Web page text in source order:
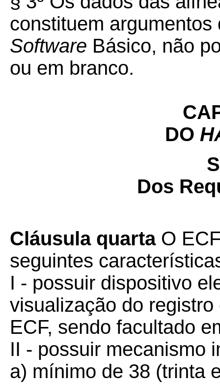
constituem
Software Básico, não
ou em branco.
DO
Dos
Cláusula quarta O
seguintes
I - possuir dispositivo
visualização do
ECF, sendo facultado
II - possuir mecanismo
a) mínimo de 38 (trinta